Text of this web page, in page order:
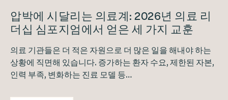
압박에 시달리는 의료계: 2026년 의료 리
더십 심포지엄에서 얻은 세 가지 교훈
의료 기관들은 더 적은 자원으로 더 많은 일을 해내야 하는
상황에 직면해 있습니다. 증가하는 환자 수요, 제한된 자본,
인력 부족, 변화하는 진료 모델 등…